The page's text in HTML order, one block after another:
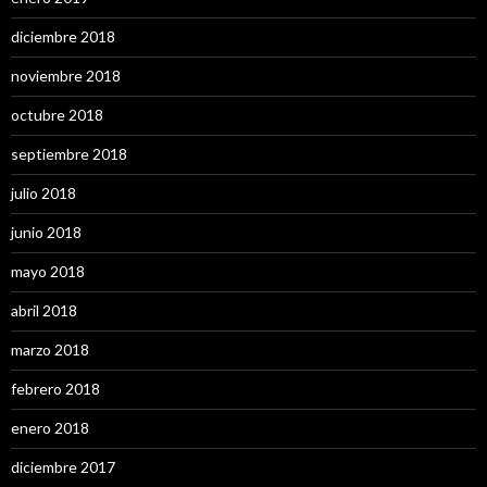
diciembre 2018
noviembre 2018
octubre 2018
septiembre 2018
julio 2018
junio 2018
mayo 2018
abril 2018
marzo 2018
febrero 2018
enero 2018
diciembre 2017